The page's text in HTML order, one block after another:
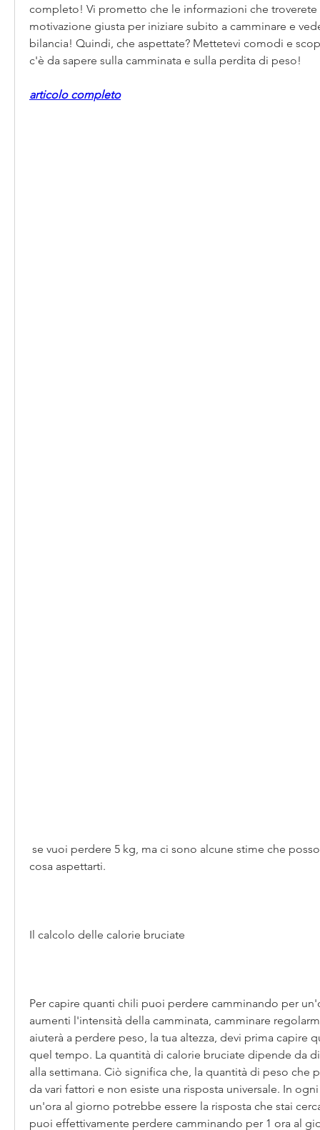
completo! Vi prometto che le informazioni che troverete
motivazione giusta per iniziare subito a camminare e
bilancia! Quindi, che aspettate? Mettetevi comodi e
c'è da sapere sulla camminata e sulla perdita di peso!
articolo completo
cosa aspettarti.
Il calcolo delle calorie bruciate
Per capire quanti chili puoi perdere camminando per
aumenti l'intensità della camminata, camminare
aiuterà a perdere peso, la tua altezza, devi prima capire
quel tempo. La quantità di calorie bruciate dipende da
alla settimana. Ciò significa che, la quantità di peso che
da vari fattori e non esiste una risposta universale. In
un'ora al giorno potrebbe essere la risposta che stai
puoi effettivamente perdere camminando per 1 ora al